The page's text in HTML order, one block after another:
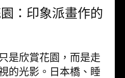
：印象派畫作的
是欣賞花園，而是走
的光影。日本橋、睡